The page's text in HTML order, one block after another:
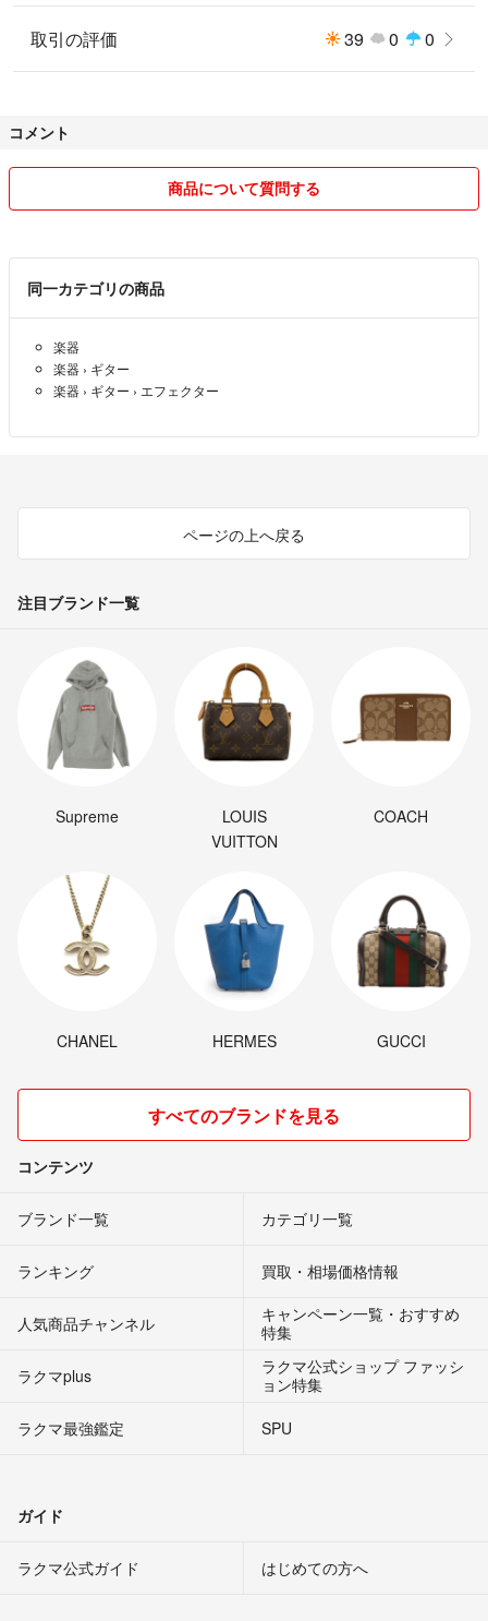
取引の評価 39 0 0
コメント
商品について質問する
同一カテゴリの商品
楽器
楽器 › ギター
楽器 › ギター › エフェクター
ページの上へ戻る
注目ブランド一覧
Supreme
LOUIS
VUITTON
COACH
CHANEL HERMES GUCCI
すべてのブランドを見る
コンテンツ
ブランド一覧 カテゴリ一覧
ランキング 買取・相場価格情報
人気商品チャンネル
キャンペーン一覧・おすすめ
特集
ラクマplus
ラクマ公式ショップ ファッシ
ョン特集
ラクマ最強鑑定
SPU
ガイド
ラクマ公式ガイド はじめての方へ